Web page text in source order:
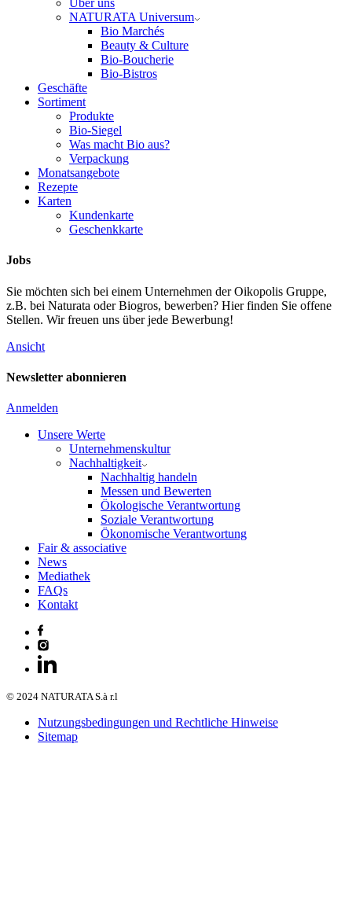
Über uns
NATURATA Universum
Bio Marchés
Beauty & Culture
Bio-Boucherie
Bio-Bistros
Geschäfte
Sortiment
Produkte
Bio-Siegel
Was macht Bio aus?
Verpackung
Monatsangebote
Rezepte
Karten
Kundenkarte
Geschenkkarte
Jobs
Sie möchten sich bei einem Unternehmen der Oikopolis Gruppe,
z.B. bei Naturata oder Biogros, bewerben? Hier finden Sie offene
Stellen. Wir freuen uns über jede Bewerbung!
Ansicht
Newsletter abonnieren
Anmelden
Unsere Werte
Unternehmenskultur
Nachhaltigkeit
Nachhaltig handeln
Messen und Bewerten
Ökologische Verantwortung
Soziale Verantwortung
Ökonomische Verantwortung
Fair & associative
News
Mediathek
FAQs
Kontakt
© 2024 NATURATA S.à r.l
Nutzungsbedingungen und Rechtliche Hinweise
Sitemap